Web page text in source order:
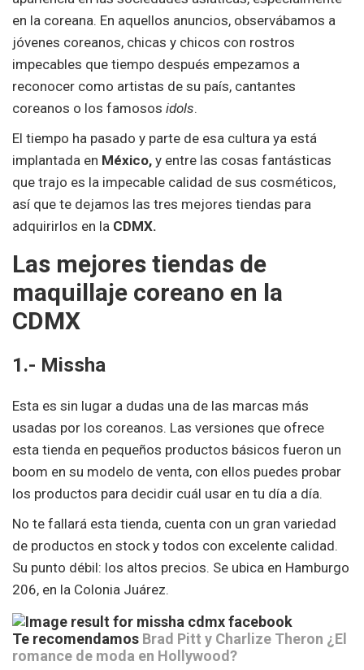
en la coreana. En aquellos anuncios, observábamos a
jóvenes coreanos, chicas y chicos con rostros
impecables que tiempo después empezamos a
reconocer como artistas de su país, cantantes
coreanos o los famosos idols.
El tiempo ha pasado y parte de esa cultura ya está
implantada en México, y entre las cosas fantásticas
que trajo es la impecable calidad de sus cosméticos,
así que te dejamos las tres mejores tiendas para
adquirirlos en la CDMX.
Las mejores tiendas de
maquillaje coreano en la
CDMX
1.- Missha
Esta es sin lugar a dudas una de las marcas más
usadas por los coreanos. Las versiones que ofrece
esta tienda en pequeños productos básicos fueron un
boom en su modelo de venta, con ellos puedes probar
los productos para decidir cuál usar en tu día a día.
No te fallará esta tienda, cuenta con un gran variedad
de productos en stock y todos con excelente calidad.
Su punto débil: los altos precios. Se ubica en Hamburgo
206, en la Colonia Juárez.
Te recomendamos Brad Pitt y Charlize Theron ¿El
romance de moda en Hollywood?